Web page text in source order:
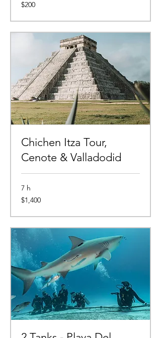
200
pesos
$200
Chichen Itza Tour,
Cenote & Valladodid
7 h
1,400
pesos
$1,400